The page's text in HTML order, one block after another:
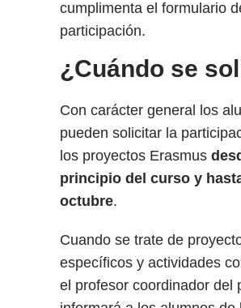
cumplimenta el formulario
participación.
¿Cuándo se
Con carácter general los
pueden solicitar la
los proyectos Erasmus
principio del curso y
octubre.
Cuando se trate de
específicos y actividades
el profesor coordinador del